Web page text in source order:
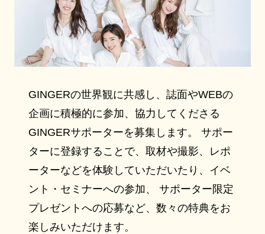
GINGERの世界観に共感し、誌面やWEBの
企画に積極的に参加、協力してくださる
GINGERサポーターを募集します。 サポー
ターに登録することで、取材や撮影、レポ
ーターなどを体験していただいたり、イベ
ント・セミナーへの参加、 サポーター限定
プレゼントへの応募など、数々の特典をお
楽しみいただけます。